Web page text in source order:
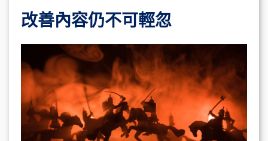
改善內容仍不可輕忽